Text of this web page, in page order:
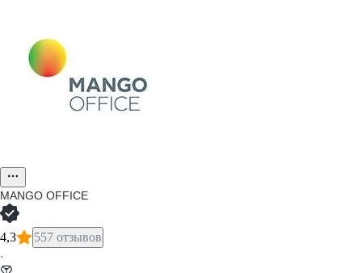
MANGO OFFICE
4,3 557 отзывов
·